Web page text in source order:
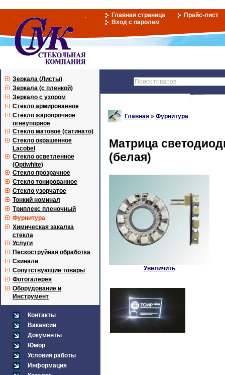
Главная страница
Прайс-лист
Вход с паролем
Зеркала (Листы)
Зеркала (с пленкой)
Зеркало с узором
Стекло армированное
Стекло жаропрочное
огнеупорное
Стекло матовое (сатинато)
Стекло окрашенное
Lacobel
Стекло осветленное
(Optiwhite)
Стекло прозрачное
Стекло тонированное
Стекло узорчатое
Тонкий номинал
Триплекс пленочный
Фурнитура
Химическая закалка
стекла
Услуги
Пескоструйная обработка
Скинали
Сопутствующие товары
Фотогалерея
Оборудование и
Инструмент
Контакты
Вакансии
Документы
Юмор
Условия работы
Информация
Главная » Фурнитура
Матрица
(белая)
Увеличить